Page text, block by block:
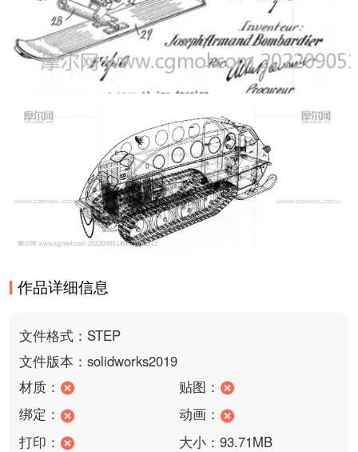
作品详细信息
文件格式：STEP
文件版本：solidworks2019
材质：
贴图：
绑定：
动画：
打印：
大小：93.71MB